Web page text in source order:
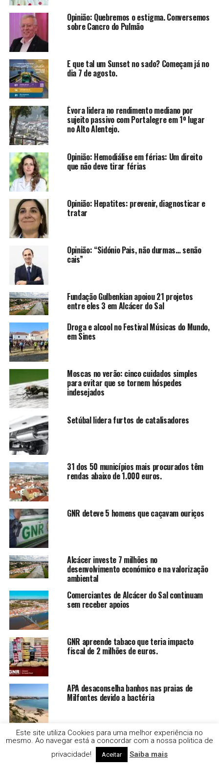
Opinião: Quebremos o estigma. Conversemos
sobre Cancro do Pulmão
E que tal um Sunset no sado? Começam já no
dia 7 de agosto.
Évora lidera no rendimento mediano por
sujeito passivo com Portalegre em 1º lugar
no Alto Alentejo.
Opinião: Hemodiálise em férias: Um direito
que não deve tirar férias
Opinião: Hepatites: prevenir, diagnosticar e
tratar
Opinião: “Sidónio Pais, não durmas… senão
cais”
Fundação Gulbenkian apoiou 21 projetos
entre eles 3 em Alcácer do Sal
Droga e alcool no Festival Músicas do Mundo,
em Sines
Moscas no verão: cinco cuidados simples
para evitar que se tornem hóspedes
indesejados
Setúbal lidera furtos de catalisadores
31 dos 50 municípios mais procurados têm
rendas abaixo de 1.000 euros.
GNR deteve 5 homens que caçavam ouriços
Alcácer investe 7 milhões no
desenvolvimento económico e na valorização
ambiental
Comerciantes de Alcácer do Sal continuam
sem receber apoios
GNR apreende tabaco que teria impacto
fiscal de 2 milhões de euros.
APA desaconselha banhos nas praias de
Milfontes devido a bactéria
Homem morre nas urgências do Hospital de
Évora. Família faz queixa e diz que houve
negligência.
Este site utiliza Cookies para uma melhor experiência no
mesmo. Ao navegar está a concordar com a nossa politica de
privacidade!
Aceitar Saiba mais